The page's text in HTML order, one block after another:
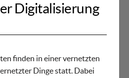
Digitalisierung
finden in einer vernetzten
Dinge statt. Dabei